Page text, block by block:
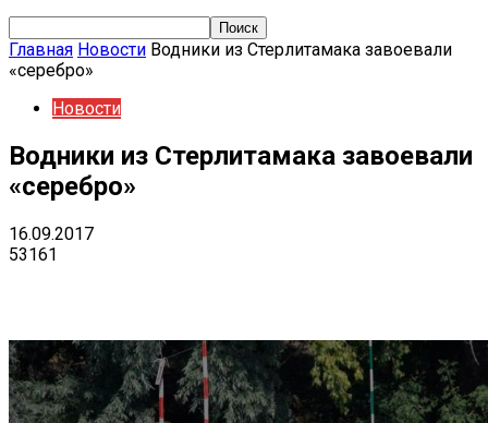
Главная Новости Водники из Стерлитамака завоевали
«серебро»
Новости
Водники из Стерлитамака завоевали
«серебро»
16.09.2017
53161